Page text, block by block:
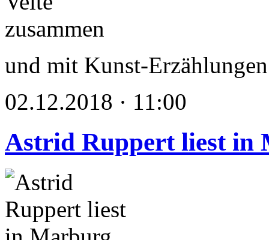
und mit Kunst-
02.12.2018 · 11:00
Astrid Ruppert liest in